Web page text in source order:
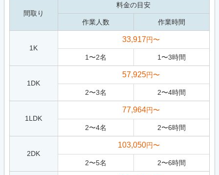
間取り
料金の目安
作業人数 作業時間
1K
33,917円〜
1 〜2名 1 〜3時間
1DK
57,925円〜
2〜3名 2〜4時間
1LDK
77,964円〜
2〜4名 2〜6時間
2DK
103,050円〜
2〜5名 2〜6時間